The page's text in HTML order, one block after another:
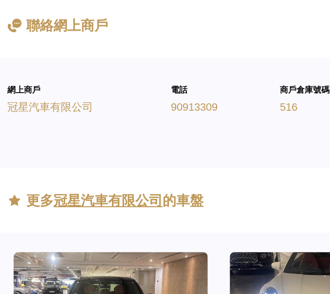
聯絡網上商戶
網上商戶
冠星汽車有限公司
電話
90913309
商戶倉庫號碼
516
更多冠星汽車有限公司 的車盤